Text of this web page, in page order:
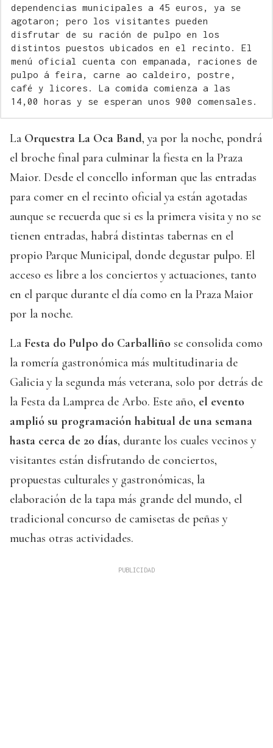
dependencias municipales a 45 euros, ya se
agotaron; pero los visitantes pueden
disfrutar de su ración de pulpo en los
distintos puestos ubicados en el recinto. El
menú oficial cuenta con empanada, raciones de
pulpo á feira, carne ao caldeiro, postre,
café y licores. La comida comienza a las
14,00 horas y se esperan unos 900 comensales.
La Orquestra La Oca Band, ya por la noche, pondrá
el broche final para culminar la fiesta en la Praza
Maior. Desde el concello informan que las entradas
para comer en el recinto oficial ya están agotadas
aunque se recuerda que si es la primera visita y no se
tienen entradas, habrá distintas tabernas en el
propio Parque Municipal, donde degustar pulpo. El
acceso es libre a los conciertos y actuaciones, tanto
en el parque durante el día como en la Praza Maior
por la noche.
La Festa do Pulpo do Carballiño se consolida como
la romería gastronómica más multitudinaria de
Galicia y la segunda más veterana, solo por detrás de
la Festa da Lamprea de Arbo. Este año, el evento
amplió su programación habitual de una semana
hasta cerca de 20 días, durante los cuales vecinos y
visitantes están disfrutando de conciertos,
propuestas culturales y gastronómicas, la
elaboración de la tapa más grande del mundo, el
tradicional concurso de camisetas de peñas y
muchas otras actividades.